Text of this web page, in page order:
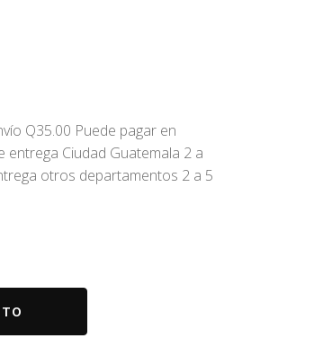
Q35.00 Puede pagar en
Ciudad Guatemala 2 a
otros departamentos 2 a 5